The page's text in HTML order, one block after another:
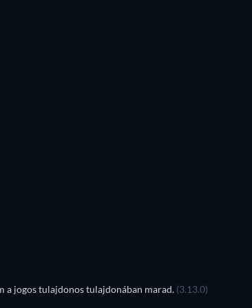
jogos tulajdonos tulajdonában marad. (3.13.0)